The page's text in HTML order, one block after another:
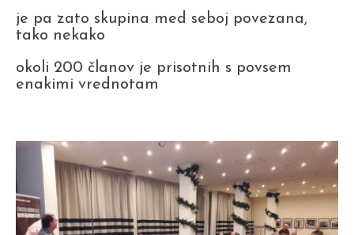
je pa zato skupina med seboj povezana,
tako nekako
okoli 200 članov je prisotnih s povsem
enakimi vrednotam